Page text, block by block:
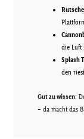
die Luft
Splash
den
Gut zu wissen:
– da macht das